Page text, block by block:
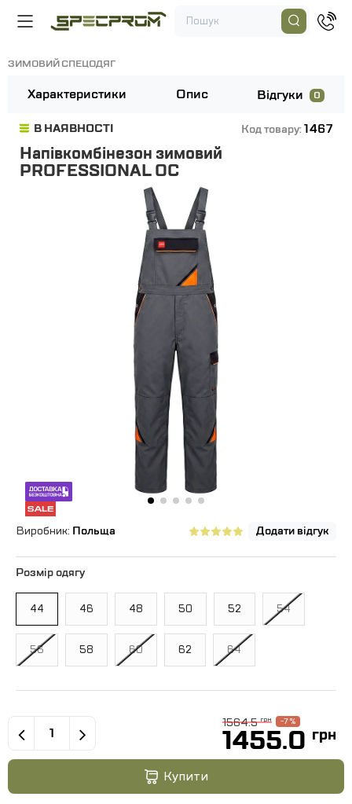
ЗИМОВИЙ СПЕЦОДЯГ
Характеристики Опис Відгуки 0
В НАЯВНОСТІ Код товару:1467
Напівкомбінезон зимовий
PROFESSIONAL OC
Додати відгук
Виробник: Польща
Розмір одягу
44 46 48 50 52 54
56 58 60 62 64
1564.5грн -7 %
1455.0 грн
Купити